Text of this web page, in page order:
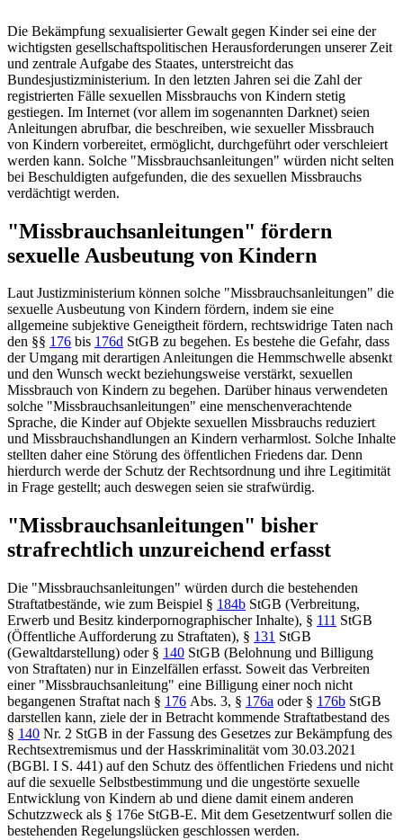
Die Bekämpfung sexualisierter Gewalt gegen Kinder sei eine der
wichtigsten gesellschaftspolitischen Herausforderungen unserer Zeit
und zentrale Aufgabe des Staates, unterstreicht das
Bundesjustizministerium. In den letzten Jahren sei die Zahl der
registrierten Fälle sexuellen Missbrauchs von Kindern stetig
gestiegen. Im Internet (vor allem im sogenannten Darknet) seien
Anleitungen abrufbar, die beschreiben, wie sexueller Missbrauch
von Kindern vorbereitet, ermöglicht, durchgeführt oder verschleiert
werden kann. Solche "Missbrauchsanleitungen" würden nicht selten
bei Beschuldigten aufgefunden, die des sexuellen Missbrauchs
verdächtigt werden.
"Missbrauchsanleitungen" fördern
sexuelle Ausbeutung von Kindern
Laut Justizministerium können solche "Missbrauchsanleitungen" die
sexuelle Ausbeutung von Kindern fördern, indem sie eine
allgemeine subjektive Geneigtheit fördern, rechtswidrige Taten nach
den §§ 176 bis 176d StGB zu begehen. Es bestehe die Gefahr, dass
der Umgang mit derartigen Anleitungen die Hemmschwelle absenkt
und den Wunsch weckt beziehungsweise verstärkt, sexuellen
Missbrauch von Kindern zu begehen. Darüber hinaus verwendeten
solche "Missbrauchsanleitungen" eine menschenverachtende
Sprache, die Kinder auf Objekte sexuellen Missbrauchs reduziert
und Missbrauchshandlungen an Kindern verharmlost. Solche Inhalte
stellten daher eine Störung des öffentlichen Friedens dar. Denn
hierdurch werde der Schutz der Rechtsordnung und ihre Legitimität
in Frage gestellt; auch deswegen seien sie strafwürdig.
"Missbrauchsanleitungen" bisher
strafrechtlich unzureichend erfasst
Die "Missbrauchsanleitungen" würden durch die bestehenden
Straftatbestände, wie zum Beispiel § 184b StGB (Verbreitung,
Erwerb und Besitz kinderpornographischer Inhalte), § 111 StGB
(Öffentliche Aufforderung zu Straftaten), § 131 StGB
(Gewaltdarstellung) oder § 140 StGB (Belohnung und Billigung
von Straftaten) nur in Einzelfällen erfasst. Soweit das Verbreiten
einer "Missbrauchsanleitung" eine Billigung einer noch nicht
begangenen Straftat nach § 176 Abs. 3, § 176a oder § 176b StGB
darstellen kann, ziele der in Betracht kommende Straftatbestand des
§ 140 Nr. 2 StGB in der Fassung des Gesetzes zur Bekämpfung des
Rechtsextremismus und der Hasskriminalität vom 30.03.2021
(BGBl. I S. 441) auf den Schutz des öffentlichen Friedens und nicht
auf die sexuelle Selbstbestimmung und die ungestörte sexuelle
Entwicklung von Kindern ab und diene damit einem anderen
Schutzzweck als § 176e StGB-E. Mit dem Gesetzentwurf sollen die
bestehenden Regelungslücken geschlossen werden.